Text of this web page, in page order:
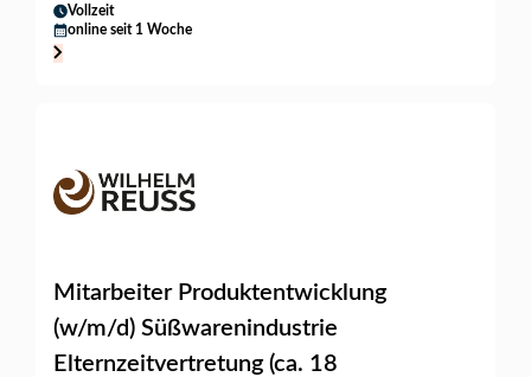
Vollzeit
online seit 1 Woche
Mitarbeiter Produktentwicklung
(w/m/d) Süßwarenindustrie
Elternzeitvertretung (ca. 18